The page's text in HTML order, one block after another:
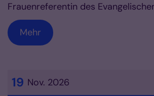
Frauenreferentin des
Mehr
19 Nov. 2026